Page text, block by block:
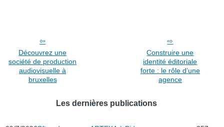
Découvrez une
société de production
audiovisuelle à
bruxelles
Construire une
identité éditoriale
forte : le rôle d’une
agence
Les dernières publications